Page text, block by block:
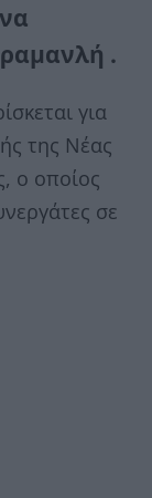
.
για
της Νέας
ο οποίος
σε